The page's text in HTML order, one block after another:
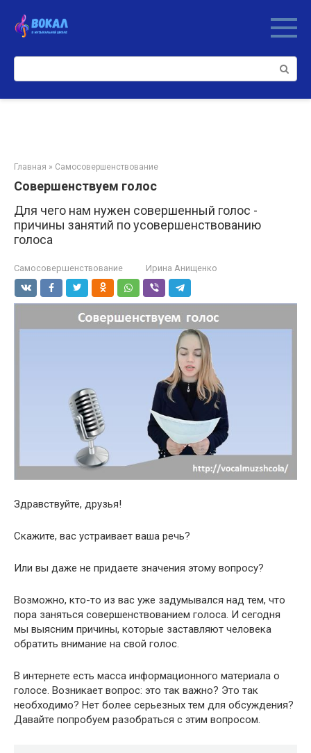
контенту
Поиск:
Главная » Самосовершенствование
Совершенствуем голос
Для чего нам нужен совершенный голос -
причины занятий по усовершенствованию
голоса
Самосовершенствование Ирина Анищенко
Здравствуйте, друзья!
Скажите, вас устраивает ваша речь?
Или вы даже не придаете значения этому вопросу?
Возможно, кто-то из вас уже задумывался над тем, что
пора заняться совершенствованием голоса. И сегодня
мы выясним причины, которые заставляют человека
обратить внимание на свой голос.
В интернете есть масса информационного материала о
голосе. Возникает вопрос: это так важно? Это так
необходимо? Нет более серьезных тем для обсуждения?
Давайте попробуем разобраться с этим вопросом.